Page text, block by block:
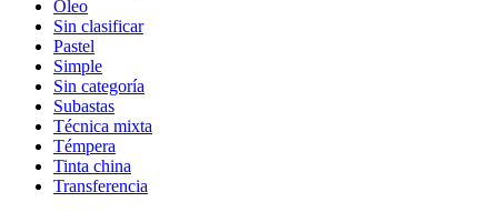
Óleo
Sin clasificar
Pastel
Simple
Sin categoría
Subastas
Técnica mixta
Témpera
Tinta china
Transferencia